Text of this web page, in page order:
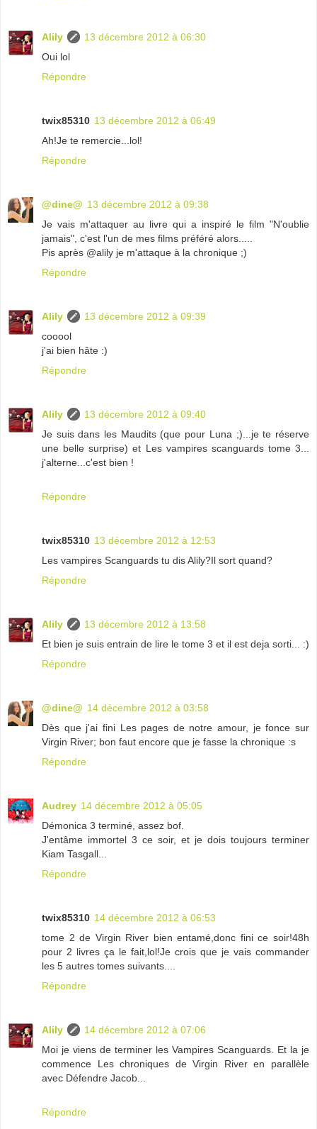
Alily
13 décembre 2012 à 06:30
Oui lol
Répondre
twix85310 13 décembre 2012 à 06:49
Ah!Je te remercie...lol!
Répondre
@dine@ 13 décembre 2012 à 09:38
Je vais m'attaquer au livre qui a inspiré le film "N'oublie
jamais", c'est l'un de mes films préféré alors.....
Pis après @alily je m'attaque à la chronique ;)
Répondre
Alily
13 décembre 2012 à 09:39
cooool
j'ai bien hâte :)
Répondre
Alily
13 décembre 2012 à 09:40
Je suis dans les Maudits (que pour Luna ;)...je te réserve
une belle surprise) et Les vampires scanguards tome 3...
j'alterne...c'est bien !
Répondre
twix85310 13 décembre 2012 à 12:53
Les vampires Scanguards tu dis Alily?Il sort quand?
Répondre
Alily
13 décembre 2012 à 13:58
Et bien je suis entrain de lire le tome 3 et il est deja sorti... :)
Répondre
@dine@ 14 décembre 2012 à 03:58
Dès que j'ai fini Les pages de notre amour, je fonce sur
Virgin River; bon faut encore que je fasse la chronique :s
Répondre
Audrey 14 décembre 2012 à 05:05
Démonica 3 terminé, assez bof.
J'entâme immortel 3 ce soir, et je dois toujours terminer
Kiam Tasgall...
Répondre
twix85310 14 décembre 2012 à 06:53
tome 2 de Virgin River bien entamé,donc fini ce soir!48h
pour 2 livres ça le fait,lol!Je crois que je vais commander
les 5 autres tomes suivants....
Répondre
Alily
14 décembre 2012 à 07:06
Moi je viens de terminer les Vampires Scanguards. Et la je
commence Les chroniques de Virgin River en parallèle
avec Défendre Jacob...
Répondre